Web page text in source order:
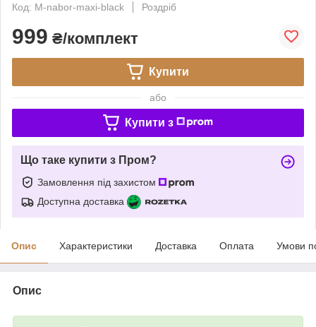
Код: M-nabor-maxi-black
Роздріб
999 ₴/комплект
Купити
або
Купити з
Що таке купити з Пром?
Замовлення під захистом
Доступна доставка
Опис Характеристики Доставка Оплата Умови
Опис